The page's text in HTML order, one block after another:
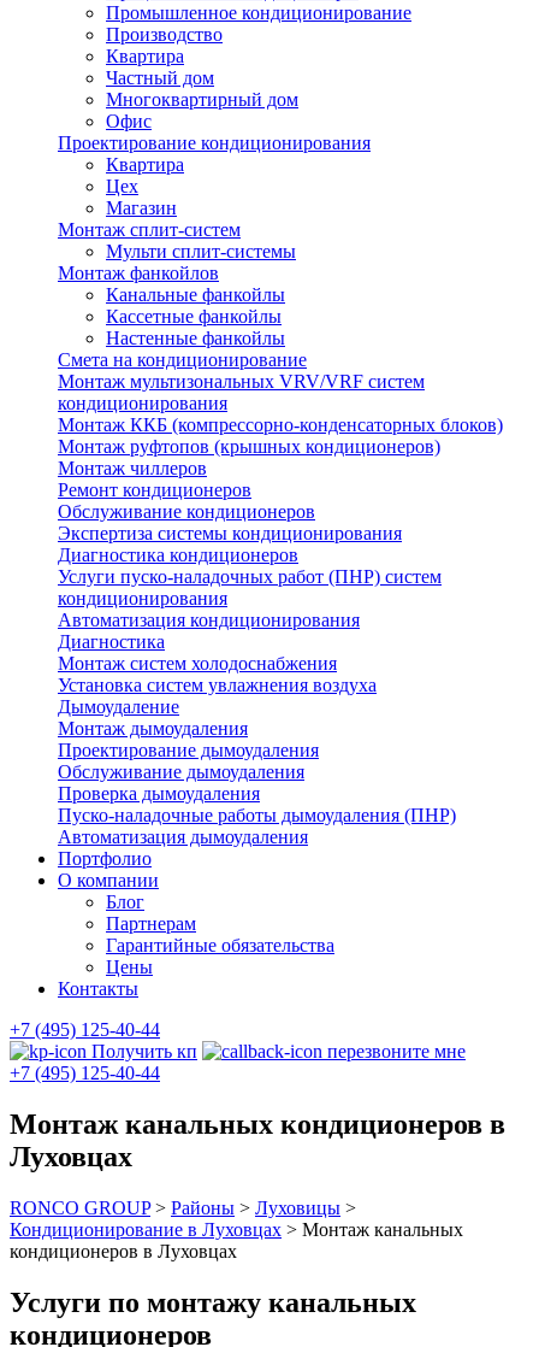
Промышленное кондиционирование
Производство
Квартира
Частный дом
Многоквартирный дом
Офис
Проектирование кондиционирования
Квартира
Цех
Магазин
Монтаж сплит-систем
Мульти сплит-системы
Монтаж фанкойлов
Канальные фанкойлы
Кассетные фанкойлы
Настенные фанкойлы
Смета на кондиционирование
Монтаж мультизональных VRV/VRF систем
кондиционирования
Монтаж ККБ (компрессорно-конденсаторных блоков)
Монтаж руфтопов (крышных кондиционеров)
Монтаж чиллеров
Ремонт кондиционеров
Обслуживание кондиционеров
Экспертиза системы кондиционирования
Диагностика кондиционеров
Услуги пуско-наладочных работ (ПНР) систем
кондиционирования
Автоматизация кондиционирования
Диагностика
Монтаж систем холодоснабжения
Установка систем увлажнения воздуха
Дымоудаление
Монтаж дымоудаления
Проектирование дымоудаления
Обслуживание дымоудаления
Проверка дымоудаления
Пуско-наладочные работы дымоудаления (ПНР)
Автоматизация дымоудаления
Портфолио
О компании
Блог
Партнерам
Гарантийные обязательства
Цены
Контакты
+7 (495) 125-40-44
Получить кп
перезвоните мне
+7 (495) 125-40-44
Монтаж канальных кондиционеров в
Луховцах
RONCO GROUP> Районы > Луховицы >
Кондиционирование в Луховцах > Монтаж канальных
кондиционеров в Луховцах
Услуги по монтажу канальных
кондиционеров